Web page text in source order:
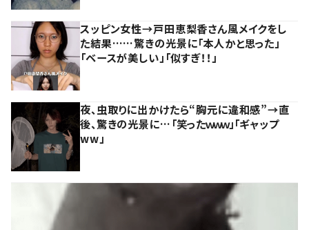
スッピン女性→戸田恵梨香さん風メイクをし
た結果……驚きの光景に「本人かと思った」
「ベースが美しい」「似すぎ！！」
夜、虫取りに出かけたら“胸元に違和感”→直
後、驚きの光景に…「笑ったｗｗｗ」「ギャップ
ww」